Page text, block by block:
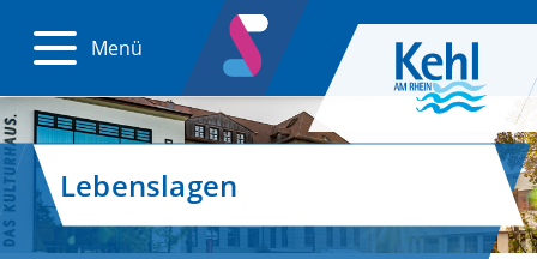
Menü
Lebenslagen